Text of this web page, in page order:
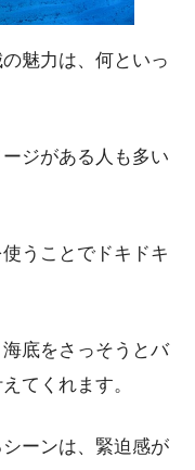
魅力は、何といっ
ジがある人も多い
うことでドキドキ
底をさっそうとバ
てくれます。
ーンは、緊迫感が